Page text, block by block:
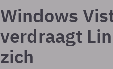
Windows
verdraagt
zich